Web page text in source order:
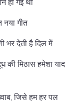
हो गई थी
नया गीत
भर देती है दिल में
मिठास हमेशा याद
जिसे हम हर पल